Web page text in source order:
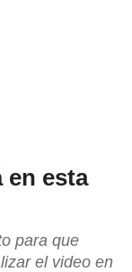
en esta
para que
el video en